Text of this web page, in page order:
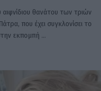
αιφνίδιου θανάτου των τριών
που έχει συγκλονίσει το
εκπομπή …